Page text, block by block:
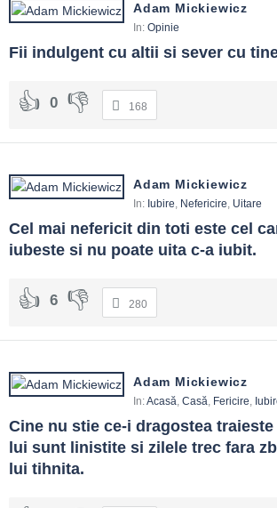
Adam Mickiewicz
In: Opinie
Fii indulgent cu altii si sever cu
0 168
Adam Mickiewicz
In: Iubire, Nefericire, Uitare
Cel mai nefericit din toti este cel
iubeste si nu poate uita c-a iubit.
6 280
Adam Mickiewicz
In:Acasă, Casă, Fericire,
Cine nu stie ce-i dragostea
lui sunt linistite si zilele trec fara
lui tihnita.